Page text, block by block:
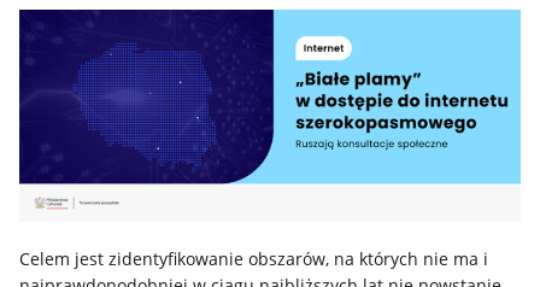
Celem jest zidentyfikowanie obszarów, na których nie ma i